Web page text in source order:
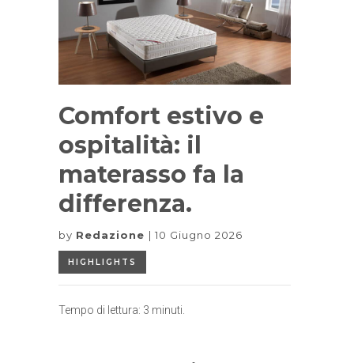
Comfort estivo e
ospitalità: il
materasso fa la
differenza.
by Redazione 10 Giugno 2026
HIGHLIGHTS
Tempo di lettura: 3 minuti.